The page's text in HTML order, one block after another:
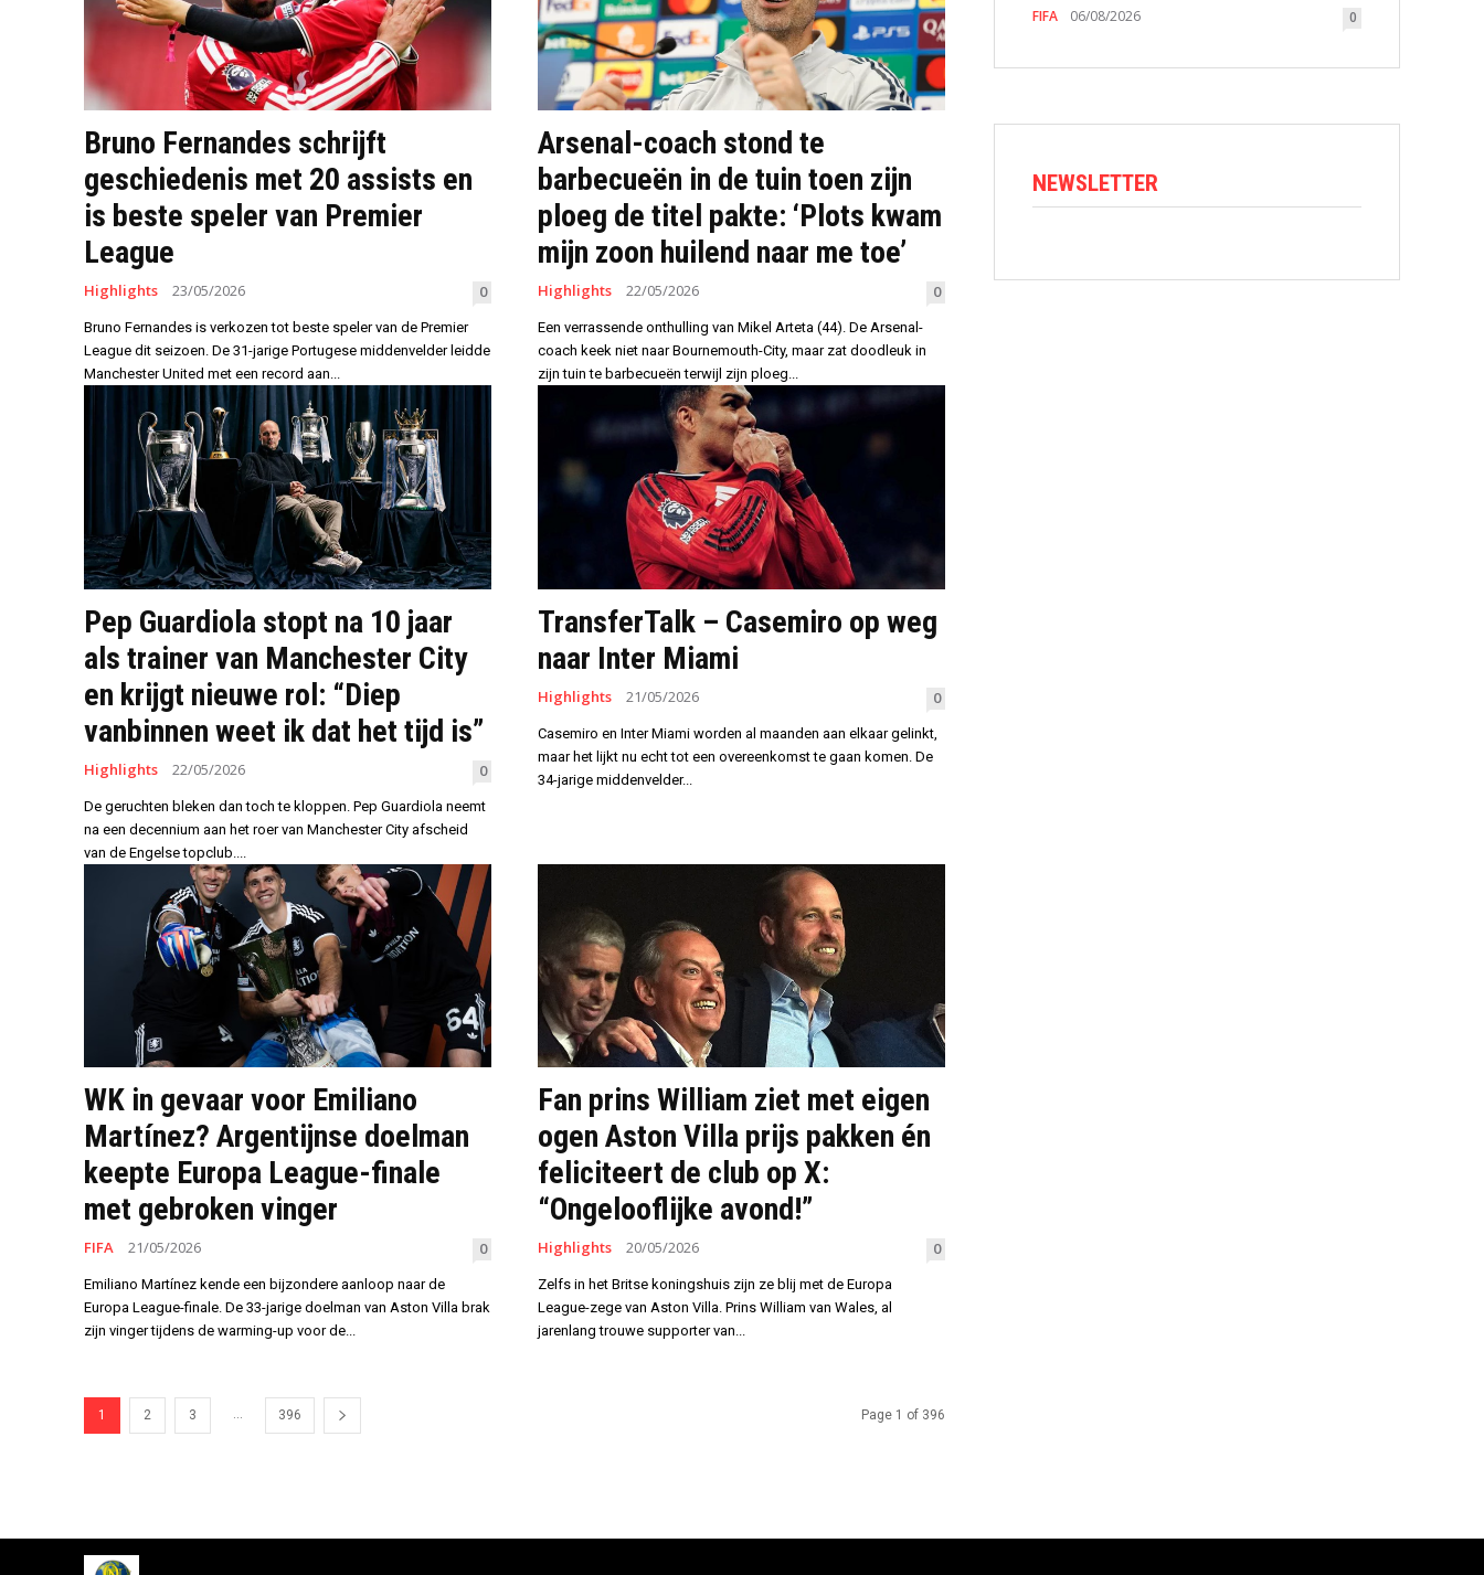
Bruno Fernandes schrijft
geschiedenis met 20 assists en
is beste speler van Premier
League
Highlights 23/05/2026 0
Bruno Fernandes is verkozen tot beste speler van de Premier
League dit seizoen. De 31-jarige Portugese middenvelder leidde
Manchester United met een record aan...
Arsenal-coach stond te
barbecueën in de tuin toen zijn
ploeg de titel pakte: ‘Plots kwam
mijn zoon huilend naar me toe’
Highlights 22/05/2026 0
Een verrassende onthulling van Mikel Arteta (44). De Arsenal-
coach keek niet naar Bournemouth-City, maar zat doodleuk in
zijn tuin te barbecueën terwijl zijn ploeg...
Pep Guardiola stopt na 10 jaar
als trainer van Manchester City
en krijgt nieuwe rol: “Diep
vanbinnen weet ik dat het tijd is”
Highlights 22/05/2026 0
De geruchten bleken dan toch te kloppen. Pep Guardiola neemt
na een decennium aan het roer van Manchester City afscheid
van de Engelse topclub....
TransferTalk – Casemiro op weg
naar Inter Miami
Highlights 21/05/2026 0
Casemiro en Inter Miami worden al maanden aan elkaar gelinkt,
maar het lijkt nu echt tot een overeenkomst te gaan komen. De
34-jarige middenvelder...
WK in gevaar voor Emiliano
Martínez? Argentijnse doelman
keepte Europa League-finale
met gebroken vinger
FIFA 21/05/2026 0
Emiliano Martínez kende een bijzondere aanloop naar de
Europa League-finale. De 33-jarige doelman van Aston Villa brak
zijn vinger tijdens de warming-up voor de...
Fan prins William ziet met eigen
ogen Aston Villa prijs pakken én
feliciteert de club op X:
“Ongelooflijke avond!”
Highlights 20/05/2026 0
Zelfs in het Britse koningshuis zijn ze blij met de Europa
League-zege van Aston Villa. Prins William van Wales, al
jarenlang trouwe supporter van...
1 2 3 ... 396 Page 1 of 396
FIFA 06/08/2026 0
NEWSLETTER